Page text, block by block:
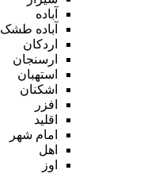
آباده
آباده طشک
اردکان
ارسنجان
استهبان
اشکنان
افزر
اقلید
امام شهر
اهل
اوز